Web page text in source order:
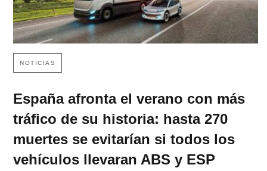
NOTICIAS
España afronta el verano con más
tráfico de su historia: hasta 270
muertes se evitarían si todos los
vehículos llevaran ABS y ESP